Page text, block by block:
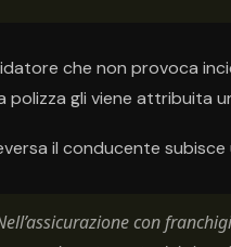
che non provoca
polizza gli viene attribuita
il conducente subisce
con